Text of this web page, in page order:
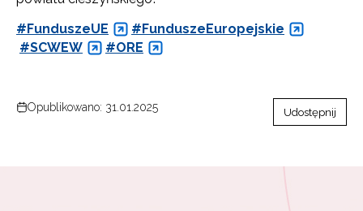
#FunduszeUE
#FunduszeEuropejskie
#SCWEW
#ORE
Opublikowano: 31.01.2025 Udostępnij